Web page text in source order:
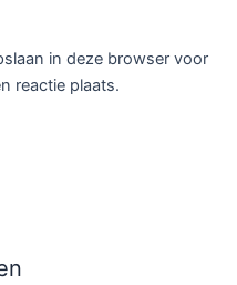
in deze browser voor
reactie plaats.